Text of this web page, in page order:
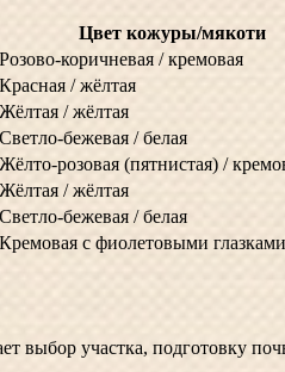
Цвет кожуры/мякоти
Розово-коричневая / кремовая
Красная / жёлтая
Жёлтая / жёлтая
Светло-бежевая / белая
Жёлто-розовая (пятнистая) /
Жёлтая / жёлтая
Светло-бежевая / белая
Кремовая с фиолетовыми
выбор участка, подготовку